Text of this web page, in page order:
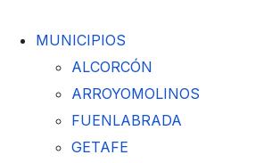
MUNICIPIOS
ALCORCÓN
ARROYOMOLINOS
FUENLABRADA
GETAFE